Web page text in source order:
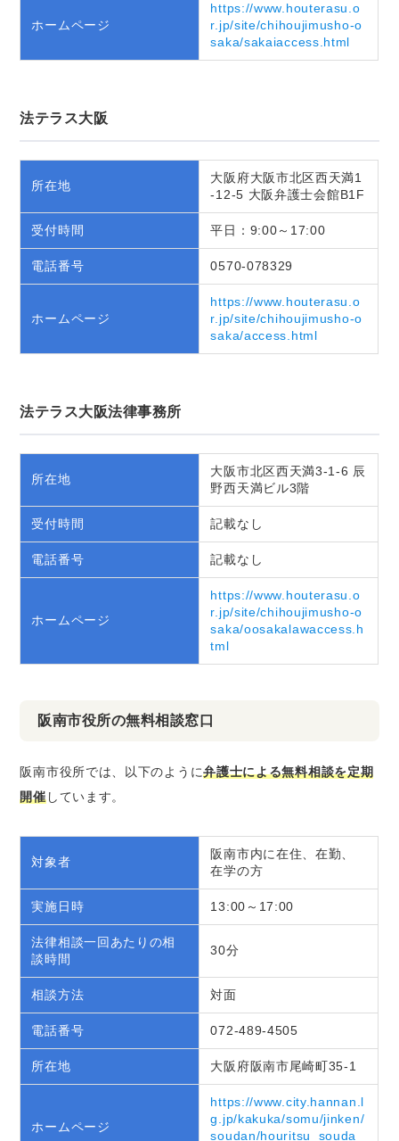
ホームページ
https://www.houterasu.o
r.jp/site/chihoujimusho-o
saka/sakaiaccess.html
法テラス大阪
所在地
大阪府大阪市北区西天満1
-12-5 大阪弁護士会館B1F
受付時間 平日：9:00～17:00
電話番号 0570-078329
ホームページ
https://www.houterasu.o
r.jp/site/chihoujimusho-o
saka/access.html
法テラス大阪法律事務所
所在地
大阪市北区西天満3-1-6 辰
野西天満ビル3階
受付時間 記載なし
電話番号 記載なし
ホームページ
https://www.houterasu.o
r.jp/site/chihoujimusho-o
saka/oosakalawaccess.h
tml
阪南市役所の無料相談窓口
阪南市役所では、以下のように弁護士による無料相談を定期
開催しています。
対象者
阪南市内に在住、在勤、
在学の方
実施日時 13:00～17:00
法律相談一回あたりの相
談時間
30分
相談方法 対面
電話番号 072-489-4505
所在地 大阪府阪南市尾崎町35-1
ホームページ
https://www.city.hannan.l
g.jp/kakuka/somu/jinken/
soudan/houritsu_souda